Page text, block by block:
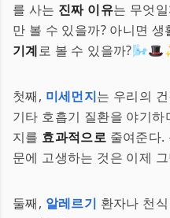
를 사는 진짜 이유는 무엇
만 볼 수 있을까? 아니면
기계로 볼 수 있을까
첫째, 미세먼지는 우리의
기타 호흡기 질환을 야기
지를 효과적으로 줄여준다.
문에 고생하는 것은 이제
둘째, 알레르기 환자나 천